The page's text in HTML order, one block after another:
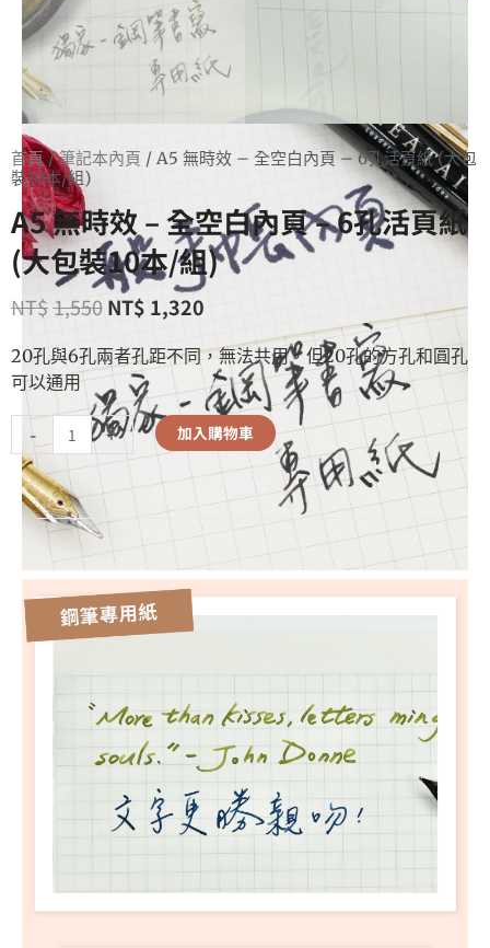
首頁/筆記本內頁 / A5 無時效 – 全空白內頁 – 6孔活頁紙 (大包
裝10本/組)
A5 無時效 – 全空白內頁 – 6孔活頁紙
(大包裝10本/組)
NT$1,550 NT$ 1,320
20孔與6孔兩者孔距不同，無法共用，但20孔的方孔和圓孔
可以通用
- + 加入購物車